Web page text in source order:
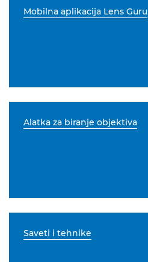
Mobilna aplikacija Lens Guru
Alatka za biranje objektiva
Saveti i tehnike